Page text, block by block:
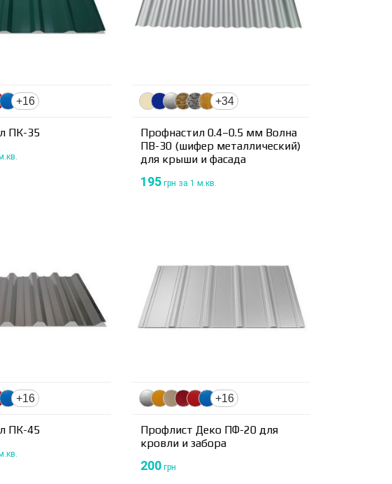
+16
ПК-35
+34
Профнастил 0.4–0.5 мм Волна
ПВ-30 (шифер металлический)
для крыши и фасада
195грн за 1 м.кв.
+16
ПК-45
+16
Профлист Деко ПФ-20 для
кровли и забора
200грн